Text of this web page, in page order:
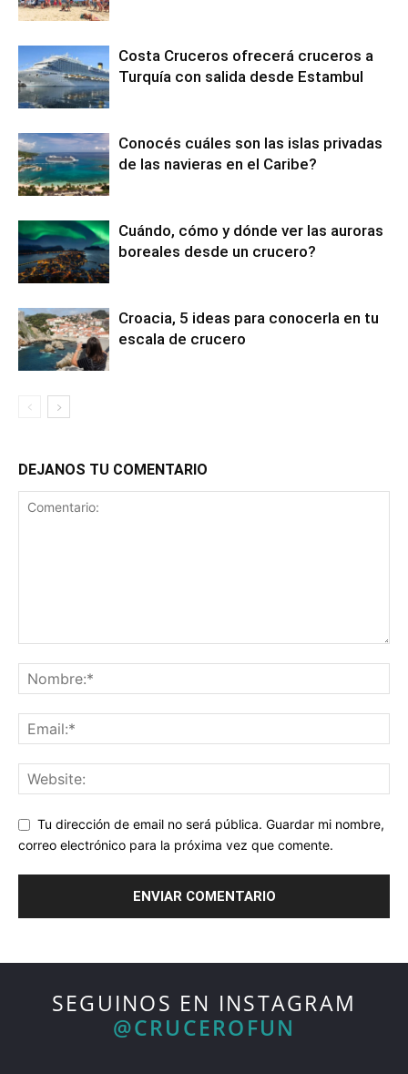
Costa Cruceros ofrecerá cruceros a
Turquía con salida desde Estambul
Conocés cuáles son las islas privadas
de las navieras en el Caribe?
Cuándo, cómo y dónde ver las auroras
boreales desde un crucero?
Croacia, 5 ideas para conocerla en tu
escala de crucero
DEJANOS TU COMENTARIO
Tu dirección de email no será pública. Guardar mi nombre,
correo electrónico para la próxima vez que comente.
SEGUINOS EN INSTAGRAM
@CRUCEROFUN